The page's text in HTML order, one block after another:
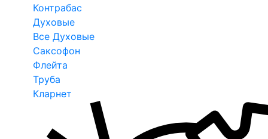
Контрабас
Духовые
Все Духовые
Саксофон
Флейта
Труба
Кларнет